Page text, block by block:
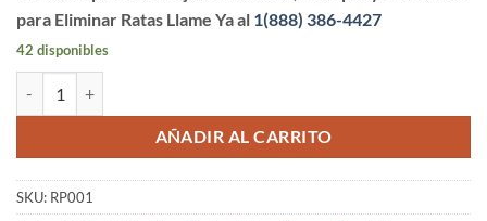
para Eliminar Ratas Llame Ya al 1(888) 386-4427
42 disponibles
AÑADIR AL CARRITO
SKU: RP001